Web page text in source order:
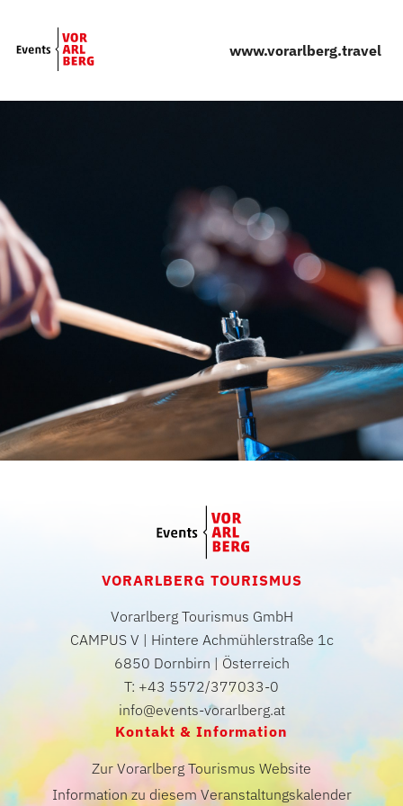
www.vorarlberg.travel
VORARLBERG TOURISMUS
Vorarlberg Tourismus GmbH
CAMPUS V | Hintere Achmühlerstraße 1c
6850 Dornbirn | Österreich
T: +43 5572/377033-0
info@events-vorarlberg.at
Kontakt & Information
Zur Vorarlberg Tourismus Website
Information zu diesem Veranstaltungskalender